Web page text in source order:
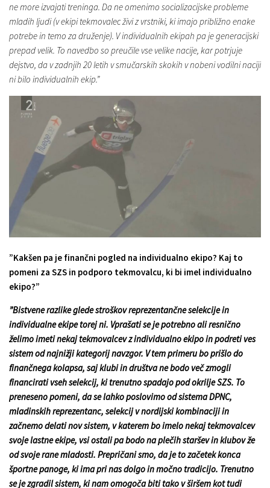
ne more izvajati treninga. Da ne omenimo socializacijske probleme
mladih ljudi (v ekipi tekmovalec živi z vrstniki, ki imajo približno enake
potrebe in temo za druženje). V individualnih ekipah pa je generacijski
prepad velik. To navedbo so preučile vse velike nacije, kar potrjuje
dejstvo, da v zadnjih 20 letih v smučarskih skokih v nobeni vodilni naciji
ni bilo individualnih ekip.”
”Kakšen pa je finančni pogled na individualno ekipo? Kaj to
pomeni za SZS in podporo tekmovalcu, ki bi imel individualno
ekipo?”
”Bistvene razlike glede stroškov reprezentančne selekcije in
individualne ekipe torej ni. Vprašati se je potrebno ali resnično
želimo imeti nekaj tekmovalcev z individualno ekipo in podreti ves
sistem od najnižji kategorij navzgor. V tem primeru bo prišlo do
finančnega kolapsa, saj klubi in društva ne bodo več zmogli
financirati vseh selekcij, ki trenutno spadajo pod okrilje SZS. To
preneseno pomeni, da se lahko poslovimo od sistema DPNC,
mladinskih reprezentanc, selekcij v nordijski kombinaciji in
začnemo delati nov sistem, v katerem bo imelo nekaj tekmovalcev
svoje lastne ekipe, vsi ostali pa bodo na plečih staršev in klubov že
od svoje rane mladosti. Prepričani smo, da je to začetek konca
športne panoge, ki ima pri nas dolgo in močno tradicijo. Trenutno
se je zgradil sistem, ki nam omogoča biti tako v širšem kot tudi